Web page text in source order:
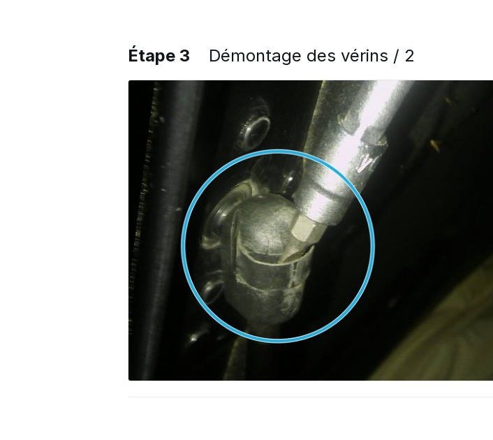
Étape 3 Démontage des vérins / 2